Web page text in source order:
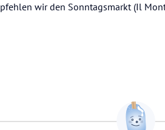
wir den Sonntagsmarkt (Il